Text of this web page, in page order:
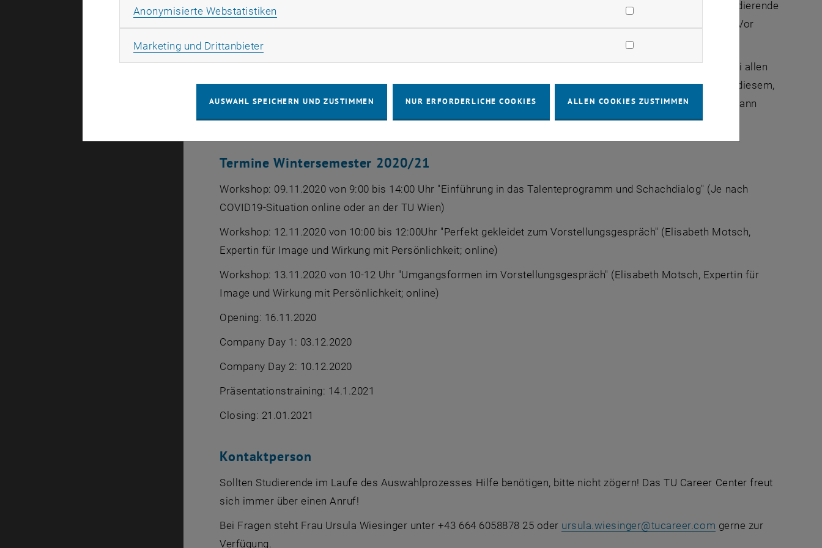
wird genau erklärt, wie man sich perfekt in Szene setzt. Das TU Career Center hat 3 Fragen per Video für Studierende
aufgenommen, welche ebenfalls per Video beantworten werden. (Funktioniert am Handy, iPad oder am PC). Vor
Beginn des jeweiligen Semesters steht dann rechtzeitig fest, wer aufgenommen wurde!
Für einen erfolgreichen Abschluss der Lehrveranstaltung (3 ECTS) gilt eine 100%-ige Anwesenheitspﬂicht bei allen
Terminen. Ganz wichtig ist für das TU Wien Career Center bei einem professionellen Auswahlverfahren wie diesem,
dass die Entscheidung anhand nachvollziehbarer Kriterien getroffen wird. Sollte es trotzdem nicht klappen, dann
haben Studierende in den nächsten Semestern erneut die Möglichkeit sich zu bewerben.
Termine Wintersemester 2020/21
Workshop: 09.11.2020 von 9:00 bis 14:00 Uhr "Einführung in das Talenteprogramm und Schachdialog" (Je nach
COVID19-Situation online oder an der TU Wien)
Workshop: 12.11.2020 von 10:00 bis 12:00Uhr "Perfekt gekleidet zum Vorstellungsgespräch" (Elisabeth Motsch,
Expertin für Image und Wirkung mit Persönlichkeit; online)
Workshop: 13.11.2020 von 10-12 Uhr "Umgangsformen im Vorstellungsgespräch" (Elisabeth Motsch, Expertin für
Image und Wirkung mit Persönlichkeit; online)
Opening: 16.11.2020
Company Day 1: 03.12.2020
Company Day 2: 10.12.2020
Präsentationstraining: 14.1.2021
Closing: 21.01.2021
Kontaktperson
Sollten Studierende im Laufe des Auswahlprozesses Hilfe benötigen, bitte nicht zögern! Das TU Career Center freut
sich immer über einen Anruf!
Bei Fragen steht Frau Ursula Wiesinger unter +43 664 6058878 25 oder ursula.wiesinger@tucareer.com gerne zur
Verfügung.
Anonymisierte Webstatistiken
Marketing und DrittanbieterMarketing Cookies zulassen
AUSWAHL SPEICHERN UND ZUSTIMMEN NUR ERFORDERLICHE COOKIES ALLEN COOKIES ZUSTIMMEN